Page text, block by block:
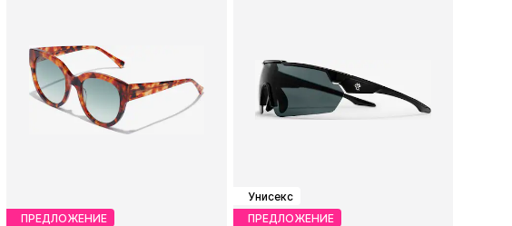
ПРЕДЛОЖЕНИЕ
Унисекс
ПРЕДЛОЖЕНИЕ